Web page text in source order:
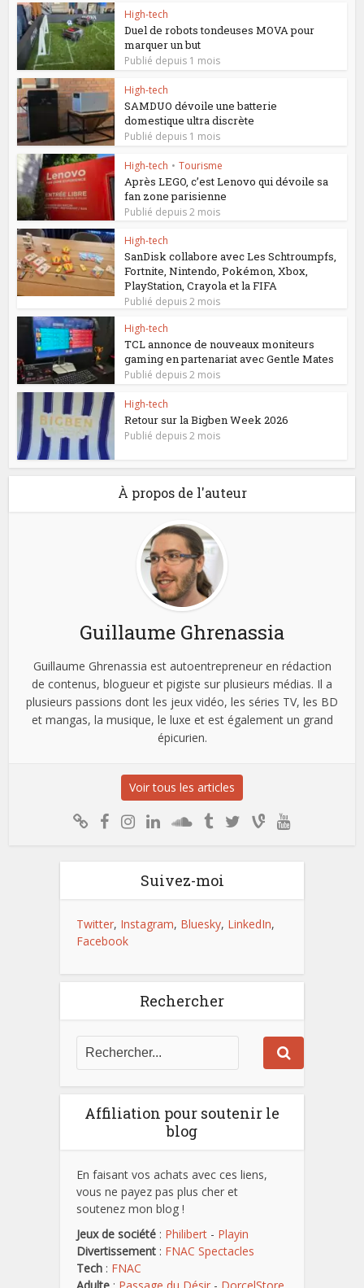
High-tech
Duel de robots tondeuses MOVA pour
marquer un but
Publié depuis 1 mois
High-tech
SAMDUO dévoile une batterie
domestique ultra discrète
Publié depuis 1 mois
High-tech • Tourisme
Après LEGO, c’est Lenovo qui dévoile sa
fan zone parisienne
Publié depuis 2 mois
High-tech
SanDisk collabore avec Les Schtroumpfs,
Fortnite, Nintendo, Pokémon, Xbox,
PlayStation, Crayola et la FIFA
Publié depuis 2 mois
High-tech
TCL annonce de nouveaux moniteurs
gaming en partenariat avec Gentle Mates
Publié depuis 2 mois
High-tech
Retour sur la Bigben Week 2026
Publié depuis 2 mois
À propos de l'auteur
Guillaume Ghrenassia
Guillaume Ghrenassia est autoentrepreneur en rédaction
de contenus, blogueur et pigiste sur plusieurs médias. Il a
plusieurs passions dont les jeux vidéo, les séries TV, les BD
et mangas, la musique, le luxe et est également un grand
épicurien.
Voir tous les articles
Suivez-moi
Twitter, Instagram, Bluesky, LinkedIn,
Facebook
Rechercher
Affiliation pour soutenir le
blog
En faisant vos achats avec ces liens,
vous ne payez pas plus cher et
soutenez mon blog !
Jeux de société : Philibert - Playin
Divertissement : FNAC Spectacles
Tech : FNAC